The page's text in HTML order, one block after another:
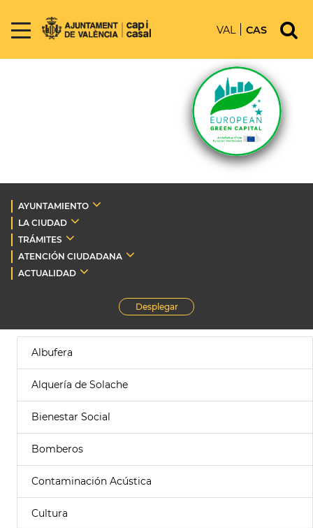
VAL CAS
AYUNTAMIENTO
LA CIUDAD
TRÁMITES
ATENCIÓN CIUDADANA
ACTUALIDAD
Desplegar
Albufera
Alquería de Solache
Bienestar Social
Bomberos
Contaminación Acústica
Cultura